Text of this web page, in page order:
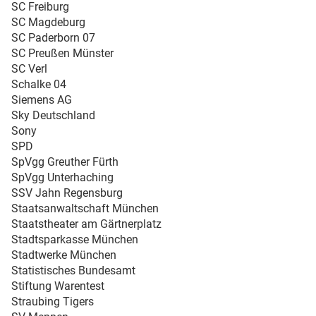
SC Freiburg
SC Magdeburg
SC Paderborn 07
SC Preußen Münster
SC Verl
Schalke 04
Siemens AG
Sky Deutschland
Sony
SPD
SpVgg Greuther Fürth
SpVgg Unterhaching
SSV Jahn Regensburg
Staatsanwaltschaft München
Staatstheater am Gärtnerplatz
Stadtsparkasse München
Stadtwerke München
Statistisches Bundesamt
Stiftung Warentest
Straubing Tigers